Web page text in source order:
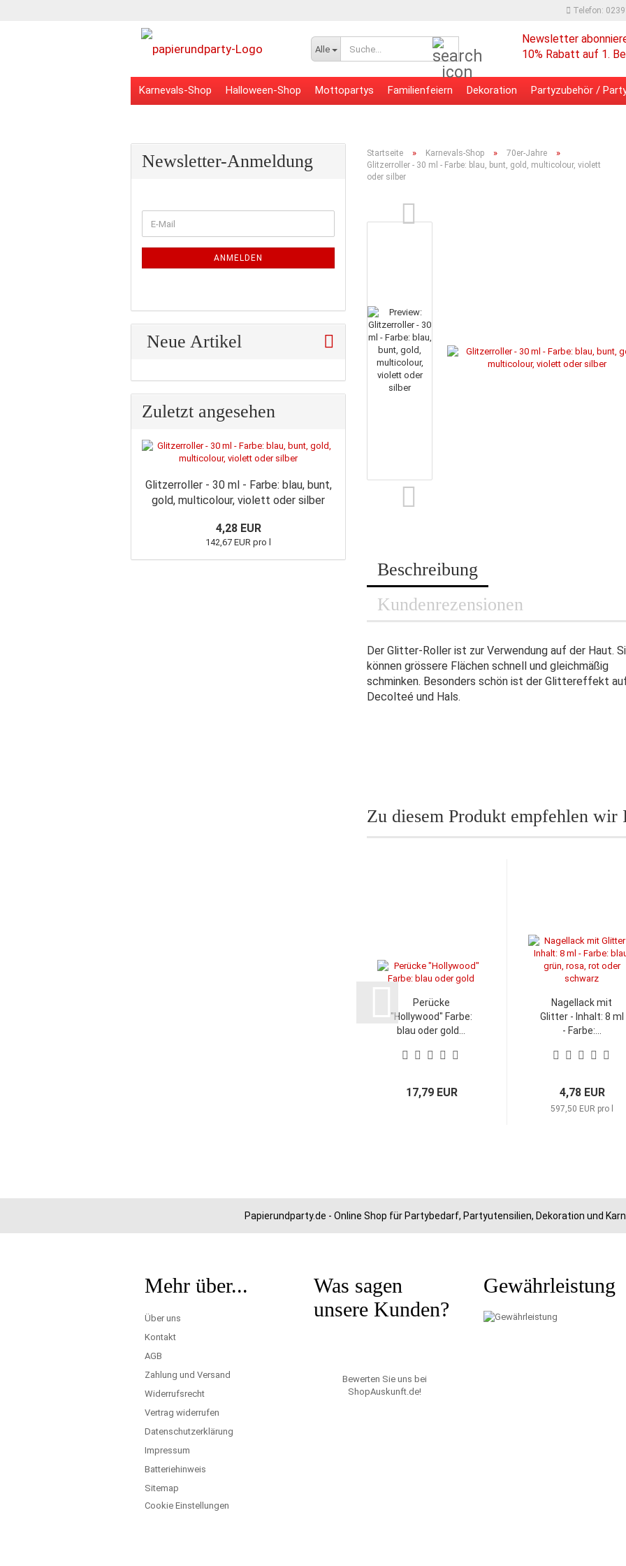
Telefon:
Alle
Newsletter
10% Rabatt auf 1.
Karnevals-Shop Halloween-Shop Mottopartys Familienfeiern Dekoration Partyzubehör /
Startseite » Karnevals-Shop » 70er-Jahre »
Glitzerroller - 30 ml - Farbe: blau, bunt, gold, multicolour, violett
oder silber
Beschreibung
Kundenrezensionen
Der Glitter-Roller ist zur Verwendung auf der Haut.
können grössere Flächen schnell und gleichmäßig
schminken. Besonders schön ist der Glittereffekt
Decolteé und Hals.
Zu diesem Produkt empfehlen wir
Perücke
"Hollywood" Farbe:
blau oder gold...
17,79 EUR
Nagellack mit
Glitter - Inhalt: 8 ml
- Farbe:...
4,78 EUR
597,50 EUR pro l
Newsletter-Anmeldung
ZUR
E-
Mail
ANMELDEN
Neue Artikel
Zuletzt angesehen
Glitzerroller - 30 ml - Farbe: blau, bunt,
gold, multicolour, violett oder silber
4,28 EUR
142,67 EUR pro l
Papierundparty.de - Online Shop für Partybedarf, Partyutensilien, Dekoration und
Mehr über...
Über uns
Kontakt
AGB
Zahlung und Versand
Widerrufsrecht
Vertrag widerrufen
Datenschutzerklärung
Impressum
Batteriehinweis
Sitemap
Cookie Einstellungen
Was sagen
unsere Kunden?
Bewerten Sie uns bei
ShopAuskunft.de!
Gewährleistung